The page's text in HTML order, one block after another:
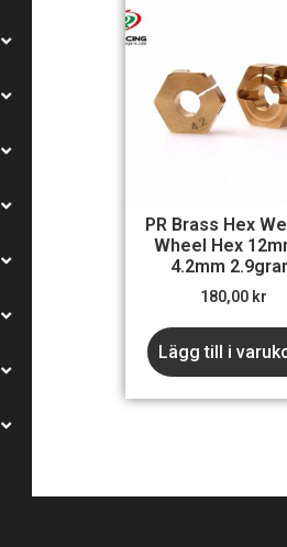
PR Brass Hex
Wheel Hex
4.2mm
180,00 kr
Lägg till i